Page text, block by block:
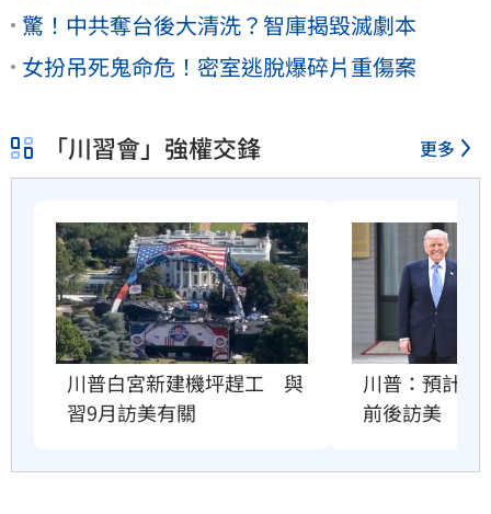
驚！中共奪台後大清洗？智庫揭毀滅劇本
女扮吊死鬼命危！密室逃脫爆碎片重傷案
「川習會」強權交鋒 更多
川普白宮新建機坪趕工　與
習9月訪美有關
川普：預計習
前後訪美